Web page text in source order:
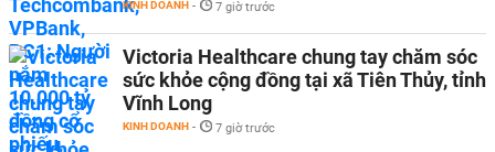
KINH DOANH - 7 giờ trước
Victoria Healthcare chung tay chăm sóc
sức khỏe cộng đồng tại xã Tiên Thủy, tỉnh
Vĩnh Long
KINH DOANH - 7 giờ trước